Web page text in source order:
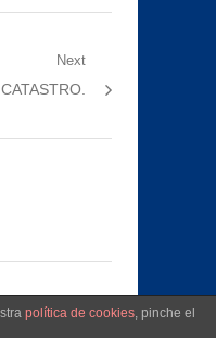
Next
política de cookies, pinche el